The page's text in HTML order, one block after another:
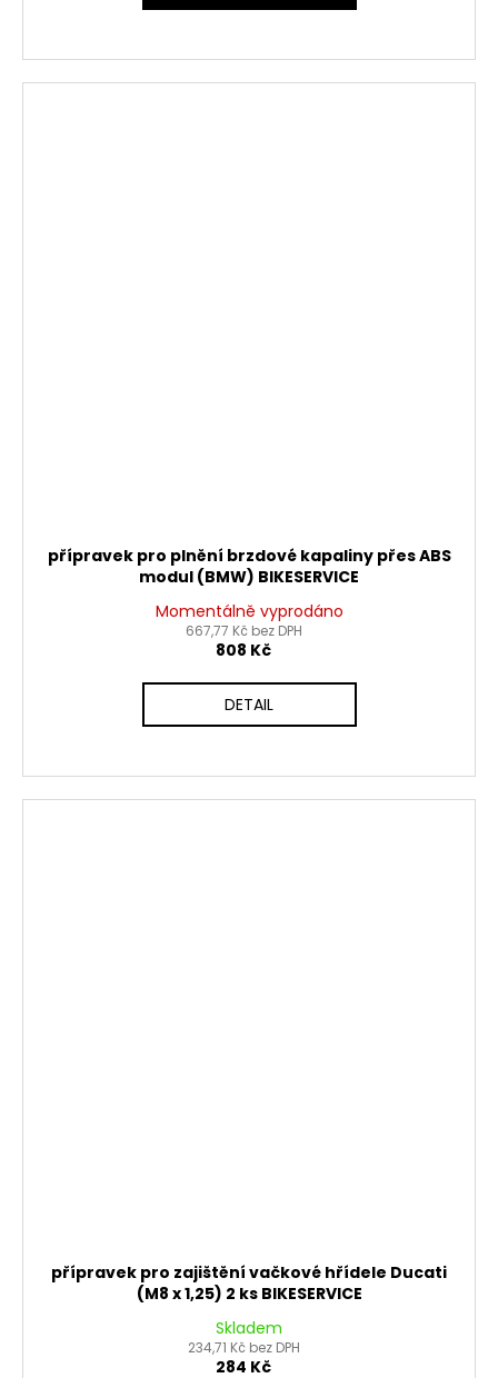
přípravek pro plnění brzdové kapaliny přes ABS
modul (BMW) BIKESERVICE
Momentálně vyprodáno
667,77 Kč bez DPH
808 Kč
DETAIL
přípravek pro zajištění vačkové hřídele Ducati
(M8 x 1,25) 2 ks BIKESERVICE
Skladem
234,71 Kč bez DPH
284 Kč